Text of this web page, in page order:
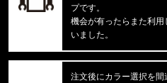
福岡県のお客様ご注文あ
reversal/リバーサル
福岡県のお客様ご注文あ
プです。
機会が有ったらまた利
いました。
注文後にカラー選択を